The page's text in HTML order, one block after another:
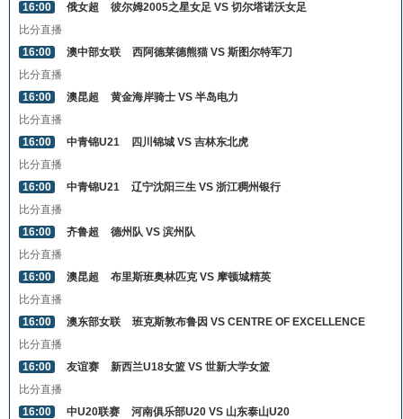
16:00
俄女超
彼尔姆2005之星女足 VS 切尔塔诺沃女足
比分直播
16:00
澳中部女联
西阿德莱德熊猫 VS 斯图尔特军刀
比分直播
16:00
澳昆超
黄金海岸骑士 VS 半岛电力
比分直播
16:00
中青锦U21
四川锦城 VS 吉林东北虎
比分直播
16:00
中青锦U21
辽宁沈阳三生 VS 浙江稠州银行
比分直播
16:00
齐鲁超
德州队 VS 滨州队
比分直播
16:00
澳昆超
布里斯班奥林匹克 VS 摩顿城精英
比分直播
16:00
澳东部女联
班克斯敦布鲁因 VS CENTRE OF EXCELLENCE
比分直播
16:00
友谊赛
新西兰U18女篮 VS 世新大学女篮
比分直播
16:00
中U20联赛
河南俱乐部U20 VS 山东泰山U20